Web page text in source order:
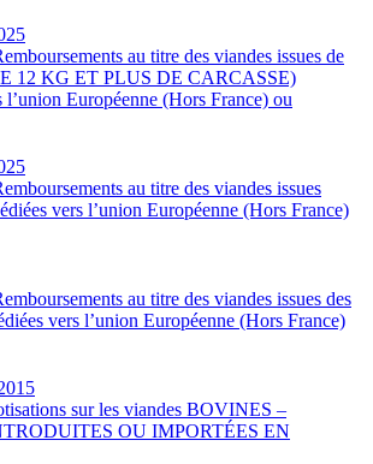
au titre des viandes issues de
12 KG ET PLUS DE CARCASSE)
l’union Européenne (Hors France) ou
au titre des viandes issues
vers l’union Européenne (Hors France)
au titre des viandes issues des
vers l’union Européenne (Hors France)
sur les viandes BOVINES –
OU IMPORTÉES EN